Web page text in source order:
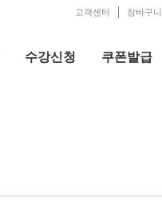
고객센터 장바구니
수강신청 쿠폰발급